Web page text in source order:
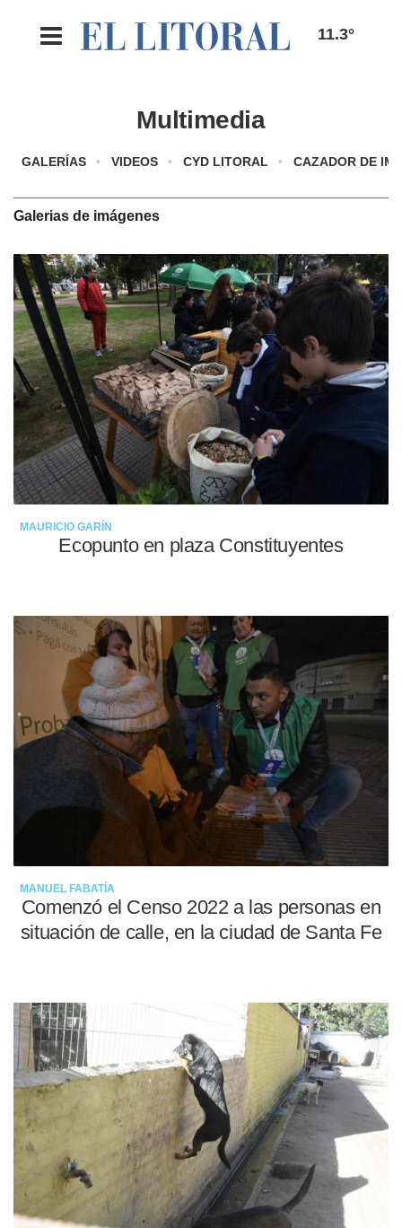
11.3°
Multimedia
GALERÍAS VIDEOS CYD LITORAL CAZADOR DE
Galerias de imágenes
MAURICIO GARÍN
Ecopunto en plaza Constituyentes
MANUEL FABATÍA
Comenzó el Censo 2022 a las personas en
situación de calle, en la ciudad de Santa Fe